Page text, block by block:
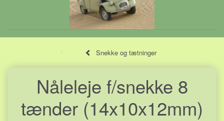
Snekke og tætninger
Nåleleje f/snekke 8
tænder (14x10x12mm)